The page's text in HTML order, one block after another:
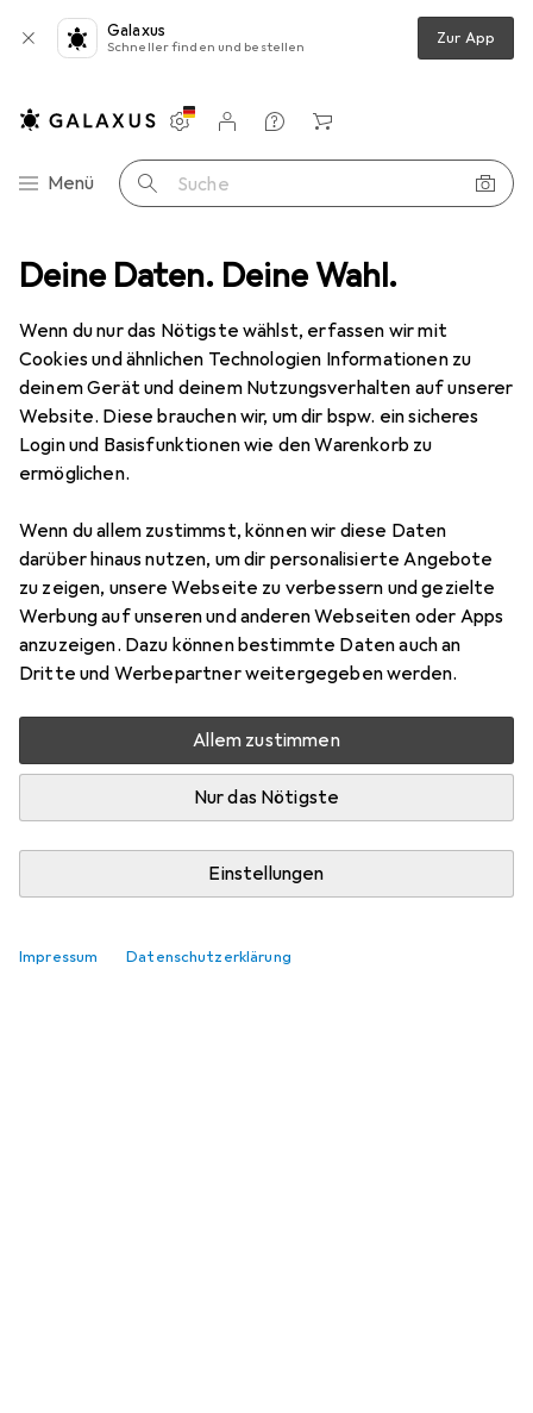
Deine Daten. Deine Wahl.
Wenn du nur das Nötigste wählst, erfassen wir mit
Cookies und ähnlichen Technologien Informationen zu
deinem Gerät und deinem Nutzungsverhalten auf unserer
Website. Diese brauchen wir, um dir bspw. ein sicheres
Login und Basisfunktionen wie den Warenkorb zu
ermöglichen.
Wenn du allem zustimmst, können wir diese Daten
darüber hinaus nutzen, um dir personalisierte Angebote
zu zeigen, unsere Webseite zu verbessern und gezielte
Werbung auf unseren und anderen Webseiten oder Apps
anzuzeigen. Dazu können bestimmte Daten auch an
Dritte und Werbepartner weitergegeben werden.
Allem zustimmen
Nur das Nötigste
Einstellungen
Impressum Datenschutzerklärung
Galaxus
Schneller finden und bestellen Zur App
Navigation nach Kategorien
Menü Suche
Einstellungen
Kundenkonto
Vergleichslisten
Merklisten
Warenkorb
4250 (4250-35) Produktbewertungen
EUR
79,99
Dremel 4250 (4250-35)
Multifunktionswerkzeug
Bewertung für Dremel 4250 (4250-
35)
SchwererPizzo65
vor 2 Jahren
0
Tolles Werkzeug
Gutes Handling für viele Arbeiten geeignet
ProViele Einsatzmöglichkeiten
Contra
Weitere Einsätze sin ziemlich teuer
Kommentieren